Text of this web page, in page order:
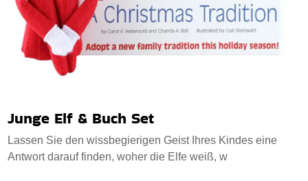
Junge Elf & Buch Set
Lassen Sie den wissbegierigen Geist Ihres Kindes eine
Antwort darauf finden, woher die Elfe weiß, w